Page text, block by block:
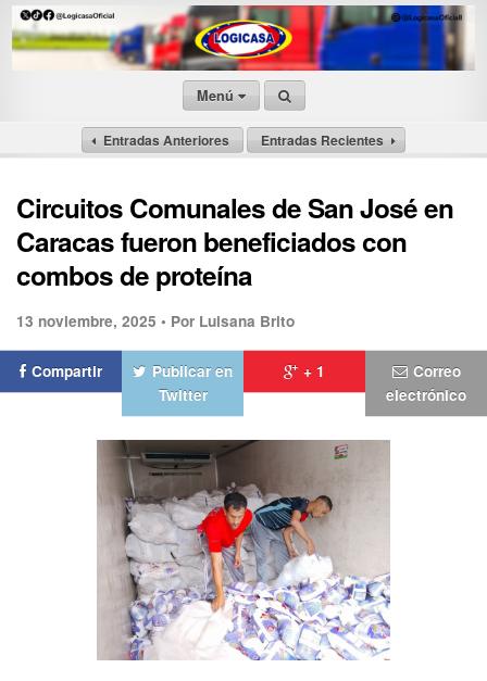
Menú
Entradas Anteriores Entradas Recientes
Circuitos Comunales de San José en
Caracas fueron beneficiados con
combos de proteína
13 noviembre, 2025 • Por Luisana Brito
Compartir
Publicar en
Twitter
+ 1
Correo
electrónico